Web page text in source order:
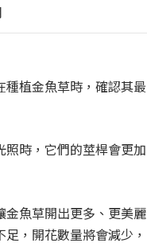
植金魚草時，確認其最
時，它們的莖桿會更加
魚草開出更多、更美麗
，開花數量將會減少，